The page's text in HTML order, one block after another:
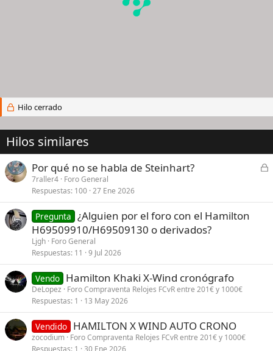
Hilo cerrado
Hilos similares
C
r
Por qué no se habla de Steinhart?
7raller4 Foro General
Respuestas 100 27 Ene 2026
Pregunta ¿Alguien por el foro con el Hamilton
H69509910/H69509130 o derivados?
Ljgh Foro General
Respuestas 11 9 Jul 2026
Vendo Hamilton Khaki X-Wind cronógrafo
DeLopez
Foro Compraventa Relojes FCvR entre 201€ y 1000€
Respuestas 1 13 May 2026
Vendido HAMILTON X WIND AUTO CRONO
zocodium Foro Compraventa Relojes FCvR entre 201€ y 1000€
Respuestas 1 30 Ene 2026